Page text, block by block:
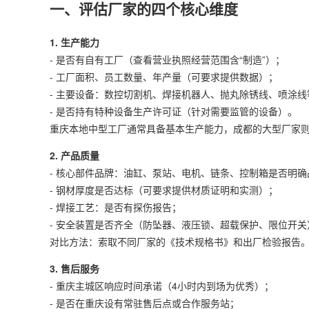
一、评估厂家的四个核心维度
1. 生产能力
- 是否有自有工厂（查看营业执照经营范围含“制造”）；
- 工厂面积、员工数量、年产量（可要求提供数据）；
- 主要设备：数控切割机、焊接机器人、抛丸除锈线、喷涂线
- 是否持有特种设备生产许可证（针对需要监管的设备）。
重庆本地中型工厂通常具备基本生产能力，成都的大型厂家则
2. 产品质量
- 核心部件品牌：油缸、泵站、电机、链条、控制箱是否明确
- 钢材厚度是否达标（可要求提供材质证明和实测）；
- 焊接工艺：是否有探伤报告；
- 安全装置是否齐全（防坠器、液压锁、超载保护、限位开关
对比方法：索取不同厂家的《技术规格书》和出厂检验报告。
3. 售后服务
- 重庆主城区响应时间承诺（4小时内到场为优秀）；
- 是否在重庆设有常驻售后点或合作服务站；